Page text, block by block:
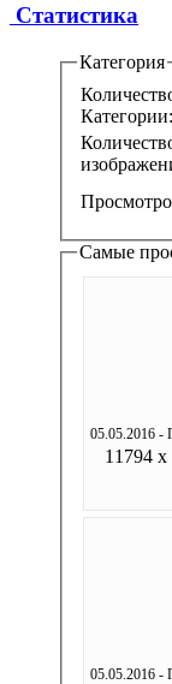
Статистика
Категория
Категории:
Самые
05.05.2016 -
11794 x
05.05.2016 -